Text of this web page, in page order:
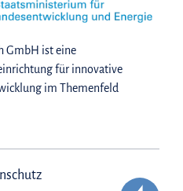
GmbH ist eine
für innovative
im Themenfeld